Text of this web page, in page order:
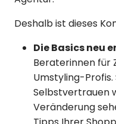
Deshalb ist dieses
Die Basics neu
Beraterinnen für
Umstyling-Profis.
Selbstvertrauen
Veränderung